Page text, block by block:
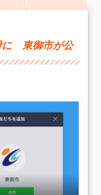
に 東御市が公